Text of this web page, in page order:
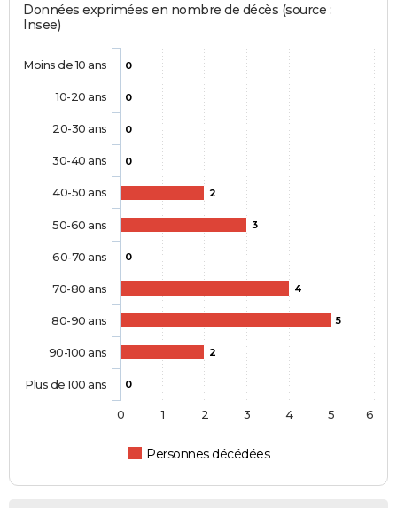
Données exprimées en nombre de décès (source :
Insee)
0
0
0
0
2
3
0
4
5
2
0
Personnes décédées
Moins de 10 ans
10-20 ans
20-30 ans
30-40 ans
40-50 ans
50-60 ans
60-70 ans
70-80 ans
80-90 ans
90-100 ans
Plus de 100 ans
0 1 2 3 4 5 6